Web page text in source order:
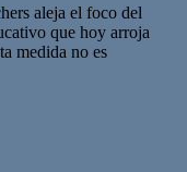
aleja el foco del
que hoy arroja
medida no es